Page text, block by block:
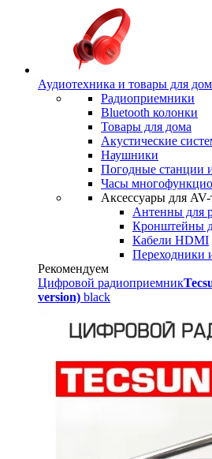
Аудиотехника и товары для
Радиоприемники
Bluetooth колонки
Товары для дома
Акустические
Наушники
Погодные станции
Часы
Аксессуары для
Антенны для
Кронштейны
Кабели HDMI
Переходники
Рекомендуем
Цифровой радиоприемник
version) black